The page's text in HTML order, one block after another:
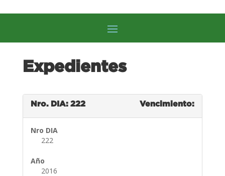
Expedientes
Nro. DIA: 222 Vencimiento:
Nro DIA
222
Año
2016